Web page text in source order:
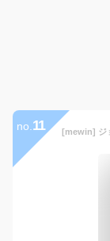
no. 11